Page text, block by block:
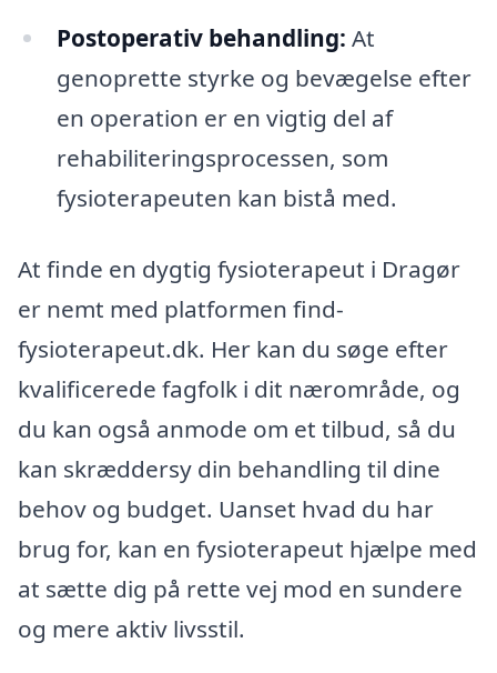
Postoperativ behandling: At
genoprette styrke og bevægelse efter
en operation er en vigtig del af
rehabiliteringsprocessen, som
fysioterapeuten kan bistå med.
At finde en dygtig fysioterapeut i Dragør
er nemt med platformen find-
fysioterapeut.dk. Her kan du søge efter
kvalificerede fagfolk i dit nærområde, og
du kan også anmode om et tilbud, så du
kan skræddersy din behandling til dine
behov og budget. Uanset hvad du har
brug for, kan en fysioterapeut hjælpe med
at sætte dig på rette vej mod en sundere
og mere aktiv livsstil.